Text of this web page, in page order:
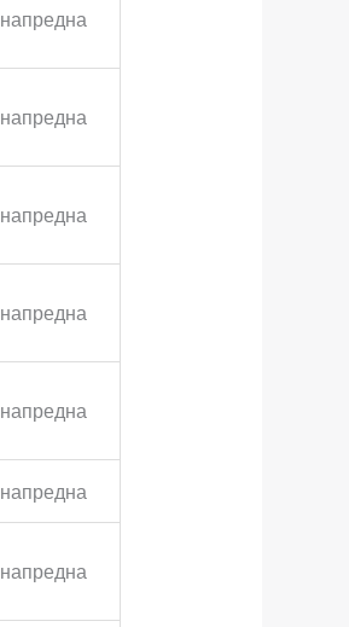
напредна
напредна
напредна
напредна
напредна
напредна
напредна